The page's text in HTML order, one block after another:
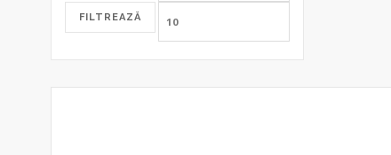
FILTREAZĂ